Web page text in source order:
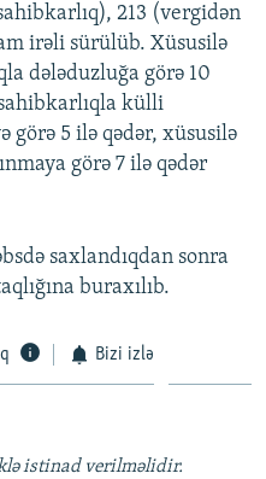
213 (vergidən
irəli sürülüb. Xüsusilə
dələduzluğa görə 10
külli
görə 5 ilə qədər, xüsusilə
görə 7 ilə qədər
saxlandıqdan sonra
buraxılıb.
Bizi izlə
istinad verilməlidir.